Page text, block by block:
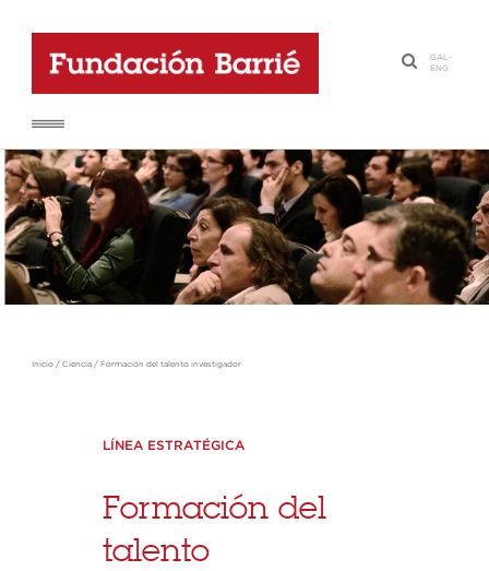
·
GAL-
ENG
Inicio / Ciencia / Formación del talento investigador
LÍNEA ESTRATÉGICA
Formación del
talento